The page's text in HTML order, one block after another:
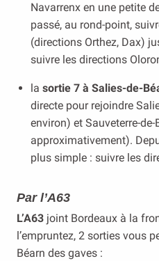
Navarrenx en une petite
passé, au rond-point,
(directions Orthez, Dax)
suivre les directions
la sortie 7 à Salies-de-
directe pour rejoindre
environ) et Sauveterre-
approximativement).
plus simple : suivre les
Par l’A63
L’A63 joint Bordeaux à la
l’empruntez, 2 sorties vous
Béarn des gaves :